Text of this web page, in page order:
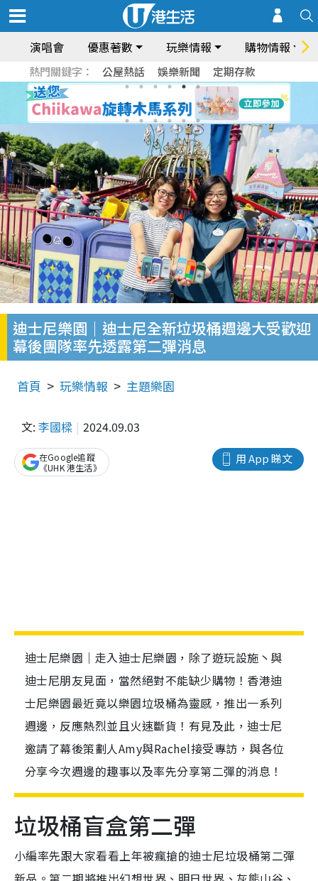
演唱會 優惠著數 玩樂情報 購物情報
熱門關鍵字： 公屋熱話 娛樂新聞 定期存款
迪士尼樂園｜迪士尼全新垃圾桶週邊大受歡迎
幕後團隊率先透露第二彈消息
首頁 玩樂情報 主題樂園
文: 李國樑 2024.09.03
用 App 睇文
在Google追蹤
《UHK 港生活》
迪士尼樂園｜走入迪士尼樂園，除了遊玩設施丶與
迪士尼朋友見面，當然絕對不能缺少購物！香港迪
士尼樂園最近竟以樂園垃圾桶為靈感，推出一系列
週邊，反應熱烈並且火速斷貨！有見及此，迪士尼
邀請了幕後策劃人Amy與Rachel接受專訪，與各位
分享今次週邊的趣事以及率先分享第二彈的消息！
垃圾桶盲盒第二彈
小編率先跟大家看看上年被瘋搶的迪士尼垃圾桶第二彈